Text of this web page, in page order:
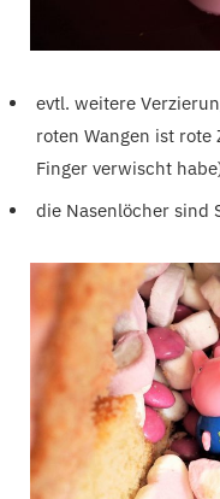
evtl. weitere
roten Wangen ist
Finger verwischt
die Nasenlöcher sind